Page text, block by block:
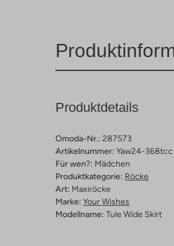
Produktdetails
Omoda-Nr.: 287573
Artikelnummer: Yaw24-368tcc
Für wen?: Mädchen
Produktkategorie: Röcke
Art: Maxiröcke
Marke: Your Wishes
Modellname: Tule Wide Skirt